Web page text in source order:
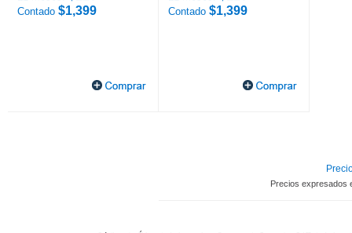
Contado $1,399 Contado $1,399
Precios expresados